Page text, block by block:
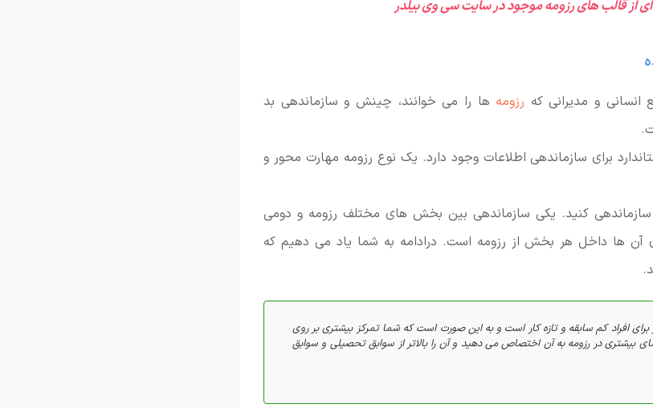
از قالب های رزومه موجود در سایت سی وی بیلدر
و مدیرانی که رزومه ها را می خوانند، چینش و سازماندهی بد
برای سازماندهی اطلاعات وجود دارد. یک نوع رزومه مهارت محور و
سازماندهی کنید. یکی سازماندهی بین بخش های مختلف رزومه و دومی
آن ها داخل هر بخش از رزومه است. درادامه به شما یاد می دهیم که
برای افراد کم سابقه و تازه کار است و به این صورت است که شما تمرکز بیشتری بر روی
بیشتری در رزومه به آن اختصاص می دهید و آن را بالاتر از سوابق تحصیلی و سوابق